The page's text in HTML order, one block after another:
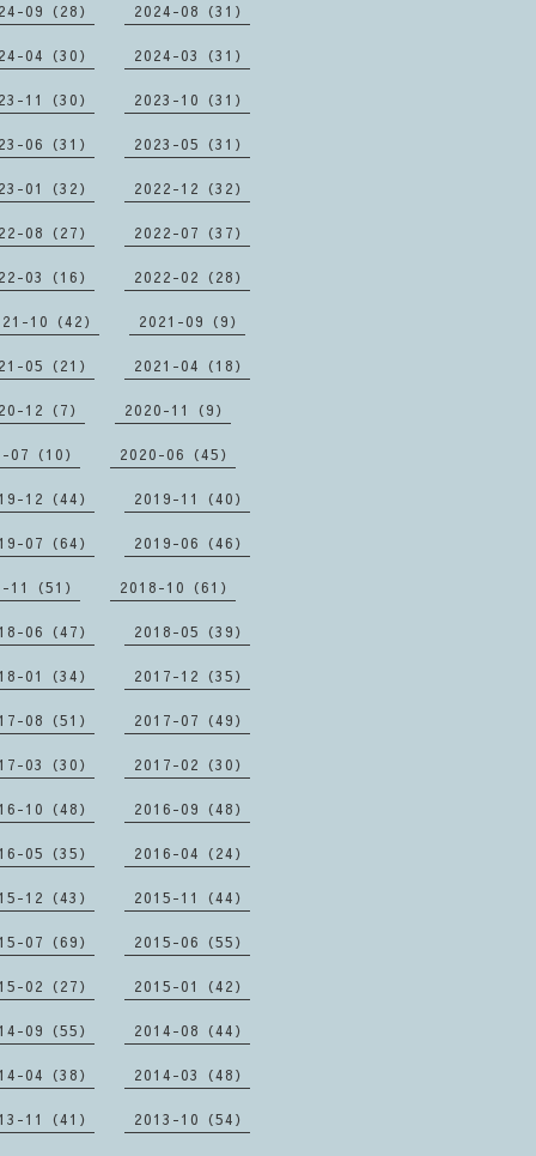
09（28） 2024-08（31）
04（30） 2024-03（31）
11（30） 2023-10（31）
06（31） 2023-05（31）
01（32） 2022-12（32）
08（27） 2022-07（37）
03（16） 2022-02（28）
10（42） 2021-09（9）
05（21） 2021-04（18）
12（7） 2020-11（9）
07（10） 2020-06（45）
12（44） 2019-11（40）
07（64） 2019-06（46）
11（51） 2018-10（61）
06（47） 2018-05（39）
01（34） 2017-12（35）
08（51） 2017-07（49）
03（30） 2017-02（30）
10（48） 2016-09（48）
05（35） 2016-04（24）
12（43） 2015-11（44）
07（69） 2015-06（55）
02（27） 2015-01（42）
09（55） 2014-08（44）
04（38） 2014-03（48）
11（41） 2013-10（54）